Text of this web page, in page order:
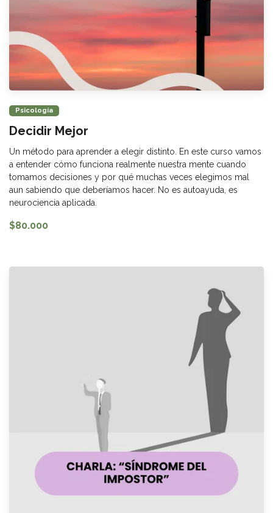
Psicología
Decidir Mejor
Un método para aprender a elegir distinto. En este curso vamos
a entender cómo funciona realmente nuestra mente cuando
tomamos decisiones y por qué muchas veces elegimos mal
aun sabiendo que deberíamos hacer. No es autoayuda, es
neurociencia aplicada.
$80.000